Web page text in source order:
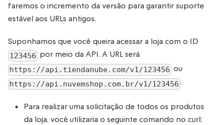
faremos o incremento da versão para garantir suporte
estável aos URLs antigos.
Suponhamos que você queira acessar a loja com o ID
123456 por meio da API. A URL será
https://api.tiendanube.com/v1/123456 ou
https://api.nuvemshop.com.br/v1/123456 .
Para realizar uma solicitação de todos os produtos
da loja, você utilizaria o seguinte comando no curl: